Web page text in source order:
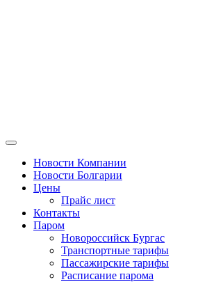
Новости Компании
Новости Болгарии
Цены
Прайс лист
Контакты
Паром
Новороссийск Бургас
Транспортные тарифы
Пассажирские тарифы
Расписание парома